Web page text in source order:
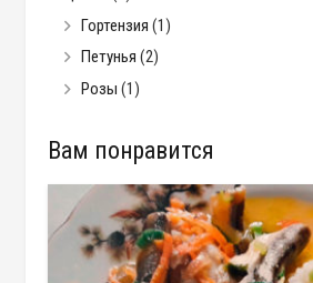
Гортензия (1)
Петунья (2)
Розы (1)
Вам понравится